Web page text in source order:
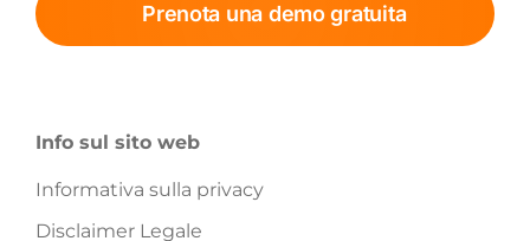
Prenota una demo gratuita
Info sul sito web
Informativa sulla privacy
Disclaimer Legale